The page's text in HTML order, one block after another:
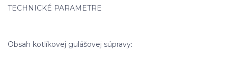
TECHNICKÉ PARAMETRE
Obsah kotlíkovej gulášovej súpravy: